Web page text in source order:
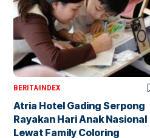
BERITAINDEX
Atria Hotel Gading Serpong
Rayakan Hari Anak Nasional
Lewat Family Coloring